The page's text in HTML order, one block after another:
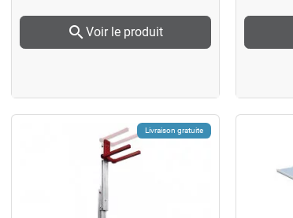
searchVoir le produit
Livraison gratuite